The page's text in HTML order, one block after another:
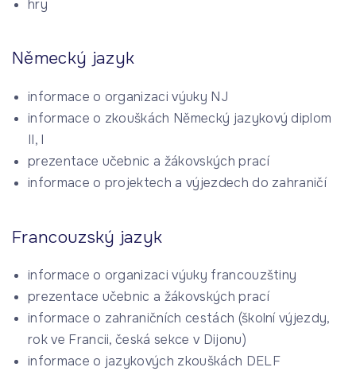
hry
Německý jazyk
informace o organizaci výuky NJ
informace o zkouškách Německý jazykový diplom
II, I
prezentace učebnic a žákovských prací
informace o projektech a výjezdech do zahraničí
Francouzský jazyk
informace o organizaci výuky francouzštiny
prezentace učebnic a žákovských prací
informace o zahraničních cestách (školní výjezdy,
rok ve Francii, česká sekce v Dijonu)
informace o jazykových zkouškách DELF